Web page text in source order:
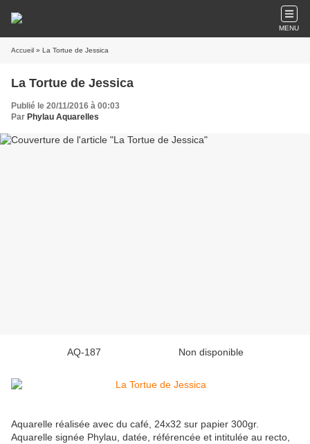
MENU
Accueil » La Tortue de Jessica
La Tortue de Jessica
Publié le 20/11/2016 à 00:03
Par Phylau Aquarelles
AQ-187 Non disponible
Aquarelle réalisée avec du café, 24x32 sur papier 300gr.
Aquarelle signée Phylau, datée, référencée et intitulée au recto,